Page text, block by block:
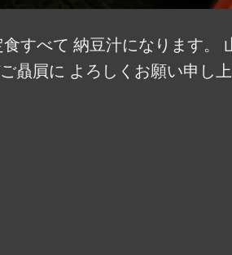
すべて 納豆汁になります。
贔屓に よろしくお願い申し上